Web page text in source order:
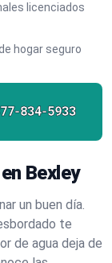
licenciados
hogar seguro
834-5933
Bexley
un buen día.
te
de agua deja de